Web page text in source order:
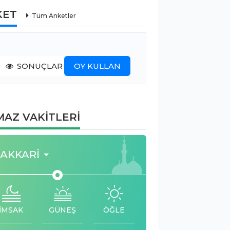
Tüm Anketler
SONUÇLAR OY KULLAN
VAKİTLERİ
İMSAK GÜNEŞ ÖĞLE